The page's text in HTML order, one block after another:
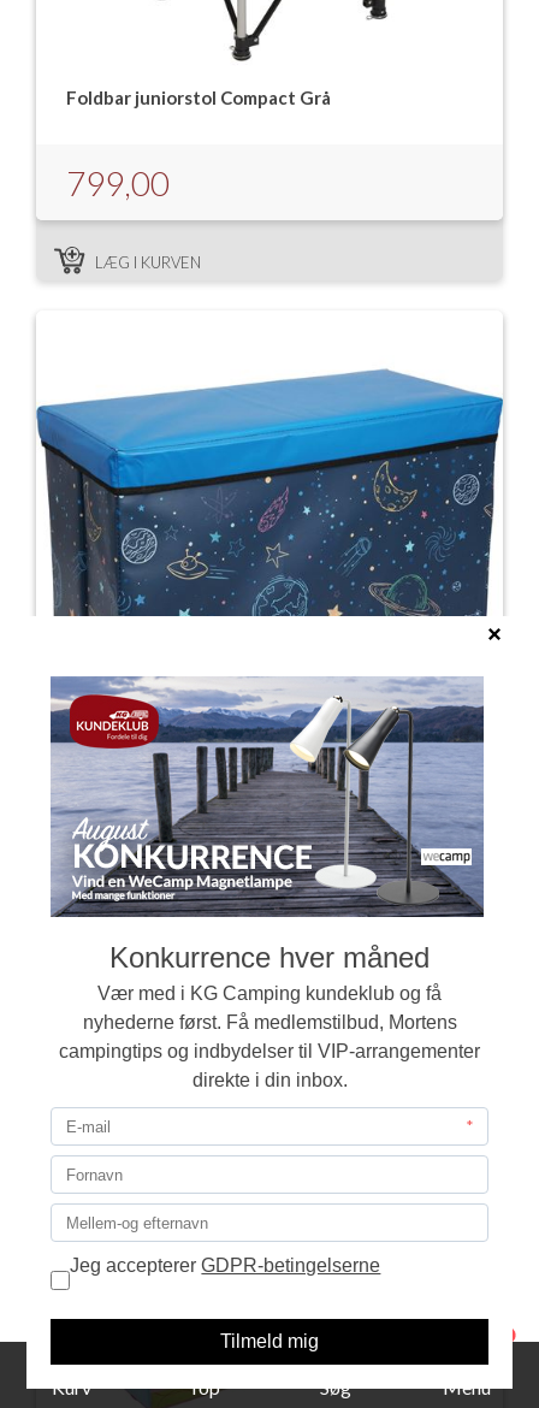
Foldbar juniorstol Compact Grå
799,00
LÆG I KURVEN
Børne opbevaringsboks m/låg
99,00
LÆG I KURVEN
Kurv Top Søg Menu